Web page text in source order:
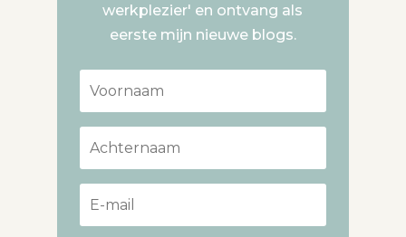
werkplezier' en ontvang als
eerste mijn nieuwe blogs.